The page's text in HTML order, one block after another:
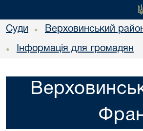
Суди • Верховинський
• Інформація для громадян